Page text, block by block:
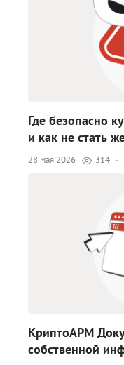
Где безопасно
и как не стать
28 мая 2026 314 ·
КриптоАРМ
собственной